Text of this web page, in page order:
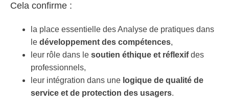
Cela confirme :
la place essentielle des Analyse de pratiques dans
le développement des compétences,
leur rôle dans le soutien éthique et réflexifdes
professionnels,
leur intégration dans une logique de qualité de
service et de protection des usagers.